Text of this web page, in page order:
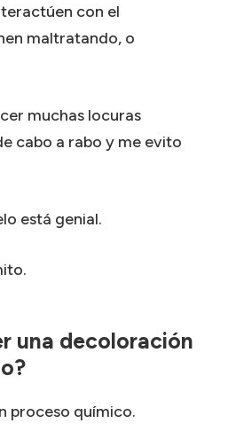
con el
maltratando, o
muchas locuras
cabo a rabo y me evito
está genial.
una decoloración
proceso químico.